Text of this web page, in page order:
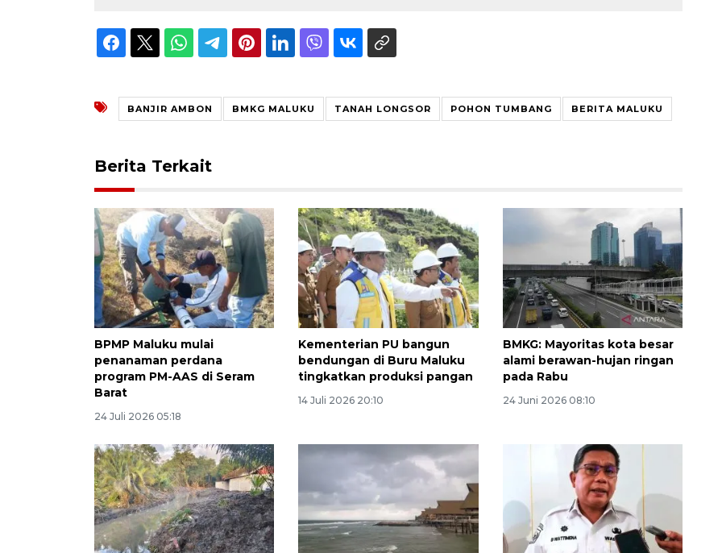
BANJIR AMBON BMKG MALUKU TANAH LONGSOR POHON TUMBANG BERITA MALUKU
Berita Terkait
BPMP Maluku mulai
penanaman perdana
program PM-AAS di Seram
Barat
24 Juli 2026 05:18
Kementerian PU bangun
bendungan di Buru Maluku
tingkatkan produksi pangan
14 Juli 2026 20:10
BMKG: Mayoritas kota besar
alami berawan-hujan ringan
pada Rabu
24 Juni 2026 08:10